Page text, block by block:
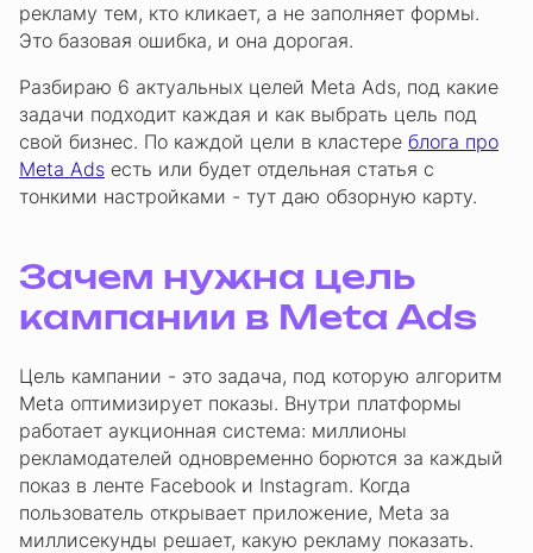
рекламу тем, кто кликает, а не заполняет формы.
Это базовая ошибка, и она дорогая.
Разбираю 6 актуальных целей Meta Ads, под какие
задачи подходит каждая и как выбрать цель под
свой бизнес. По каждой цели в кластере блога про
Meta Ads есть или будет отдельная статья с
тонкими настройками - тут даю обзорную карту.
Зачем нужна цель
кампании в Meta Ads
Цель кампании - это задача, под которую алгоритм
Meta оптимизирует показы. Внутри платформы
работает аукционная система: миллионы
рекламодателей одновременно борются за каждый
показ в ленте Facebook и Instagram. Когда
пользователь открывает приложение, Meta за
миллисекунды решает, какую рекламу показать.